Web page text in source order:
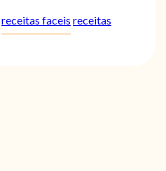
receitas faceis receitas